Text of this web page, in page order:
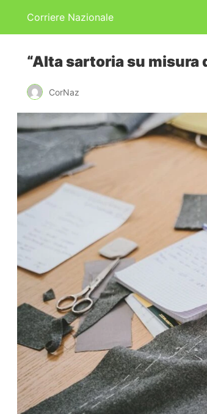
Corriere Nazionale
“Alta sartoria su misura
CorNaz